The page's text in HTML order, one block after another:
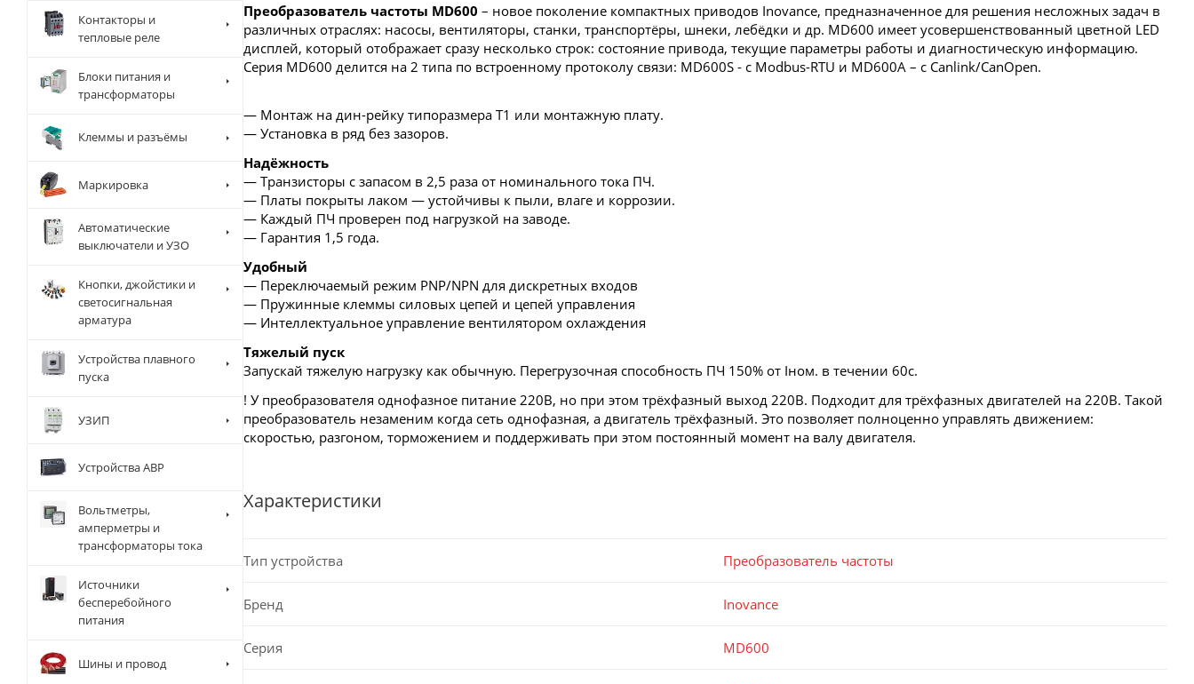
Преобразователь частоты MD600 – новое поколение компактных приводов Inovance, предназначенное для решения несложных задач в
различных отраслях: насосы, вентиляторы, станки, транспортёры, шнеки, лебёдки и др. MD600 имеет усовершенствованный цветной LED
дисплей, который отображает сразу несколько строк: состояние привода, текущие параметры работы и диагностическую информацию.
Серия MD600 делится на 2 типа по встроенному протоколу связи: MD600S - с Modbus-RTU и MD600A – с Canlink/CanOpen.
— Монтаж на дин-рейку типоразмера T1 или монтажную плату.
— Установка в ряд без зазоров.
Надёжность
— Транзисторы с запасом в 2,5 раза от номинального тока ПЧ.
— Платы покрыты лаком — устойчивы к пыли, влаге и коррозии.
— Каждый ПЧ проверен под нагрузкой на заводе.
— Гарантия 1,5 года.
Удобный
— Переключаемый режим PNP/NPN для дискретных входов
— Пружинные клеммы силовых цепей и цепей управления
— Интеллектуальное управление вентилятором охлаждения
Тяжелый пуск
Запускай тяжелую нагрузку как обычную. Перегрузочная способность ПЧ 150% от Iном. в течении 60с.
! У преобразователя однофазное питание 220В, но при этом трёхфазный выход 220В. Подходит для трёхфазных двигателей на 220В. Такой
преобразователь незаменим когда сеть однофазная, а двигатель трёхфазный. Это позволяет полноценно управлять движением:
скоростью, разгоном, торможением и поддерживать при этом постоянный момент на валу двигателя.
Характеристики
Тип устройства Преобразователь частоты
Бренд Inovance
Серия MD600
Контакторы и
тепловые реле
Блоки питания и
трансформаторы
Клеммы и разъёмы
Маркировка
Автоматические
выключатели и УЗО
Кнопки, джойстики и
светосигнальная
арматура
Устройства плавного
пуска
УЗИП
Устройства АВР
Вольтметры,
амперметры и
трансформаторы тока
Источники
бесперебойного
питания
Шины и провод